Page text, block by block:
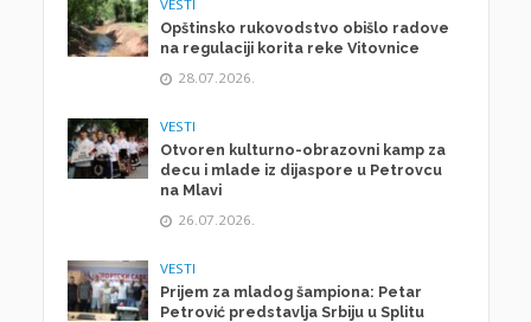
VESTI
Opštinsko rukovodstvo obišlo radove
na regulaciji korita reke Vitovnice
28.07.2026.
VESTI
Otvoren kulturno-obrazovni kamp za
decu i mlade iz dijaspore u Petrovcu
na Mlavi
26.07.2026.
VESTI
Prijem za mladog šampiona: Petar
Petrović predstavlja Srbiju u Splitu